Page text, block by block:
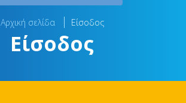
Αρχική σελίδα Είσοδος
Είσοδος